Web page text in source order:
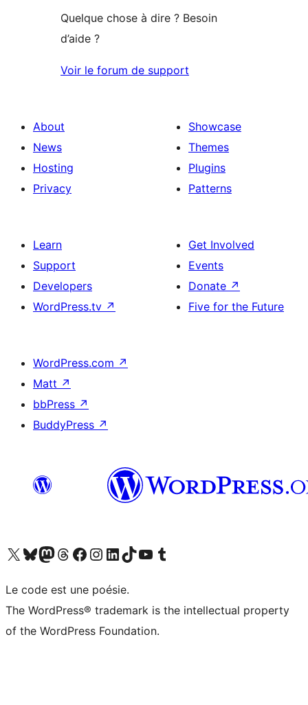
Quelque chose à dire ? Besoin
d’aide ?
Voir le forum de support
About
News
Hosting
Privacy
Showcase
Themes
Plugins
Patterns
Learn
Support
Developers
WordPress.tv ↗
Get Involved
Events
Donate ↗
Five for the Future
WordPress.com ↗
Matt ↗
bbPress ↗
BuddyPress ↗
Visit our X (formerly Twitter) account
Visitez notre compte Bluesky
Visit our Mastodon account
Visitez notre compte Threads
Visit our Facebook page
Visit our Instagram account
Visit our LinkedIn account
Visitez notre compte TikTok
Visit our YouTube channel
Visitez notre compte Tumblr
Le code est une poésie.
The WordPress® trademark is the intellectual property
of the WordPress Foundation.